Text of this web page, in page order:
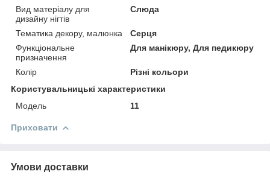
Вид матеріалу для
дизайну нігтів
Слюда
Тематика декору, малюнка
Серця
Функціональне
призначення
Для манікюру, Для педикюру
Колір
Різні кольори
Користувальницькі характеристики
Мoдель
11
Приховати
Умови доставки